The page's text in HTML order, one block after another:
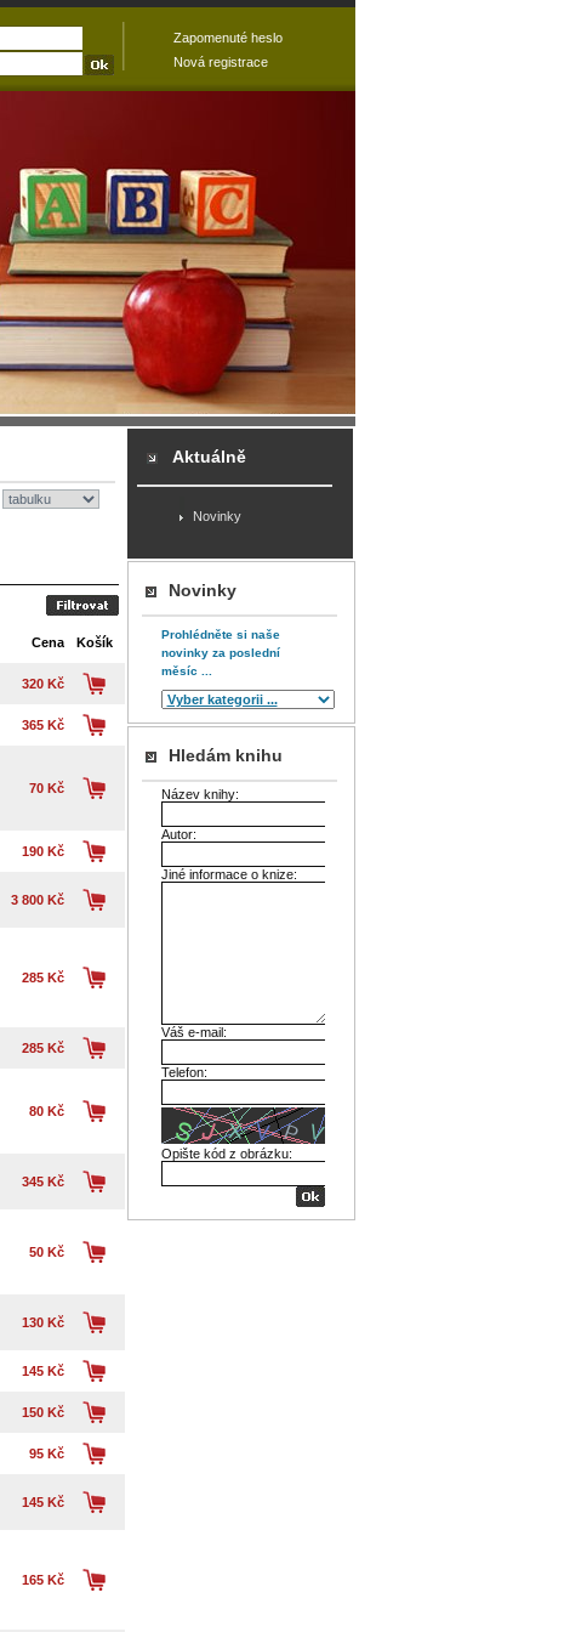
Cena Košík
320 Kč
365 Kč
70 Kč
190 Kč
3 800 Kč
285 Kč
285 Kč
80 Kč
345 Kč
50 Kč
130 Kč
145 Kč
150 Kč
95 Kč
145 Kč
165 Kč
Aktuálně
Novinky
Novinky
Prohlédněte si naše
novinky za poslední
měsíc ...
Hledám knihu
Název knihy:
Autor:
Jiné informace o knize:
Váš e-mail:
Telefon:
Opište kód z obrázku:
Zapomenuté heslo
Nová registrace